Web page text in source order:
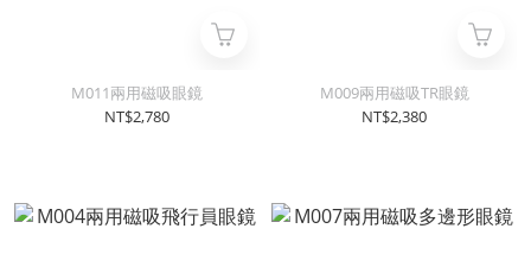
M011兩用磁吸眼鏡
NT$2,780
M009兩用磁吸TR眼鏡
NT$2,380